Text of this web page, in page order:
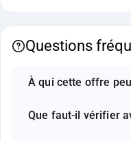
Questions
À qui cette offre
Que faut-il vérifier